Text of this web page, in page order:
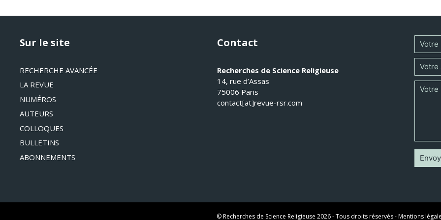
Sur le site
RECHERCHE AVANCÉE
LA REVUE
NUMÉROS
AUTEURS
COLLOQUES
BULLETINS
ABONNEMENTS
Contact
Recherches de Science Religieuse
14, rue d’Assas
75006 Paris
contact[at]revue-rsr.com
© Recherches de Science Religieuse 2026 - Tous droits réservés -Mentions